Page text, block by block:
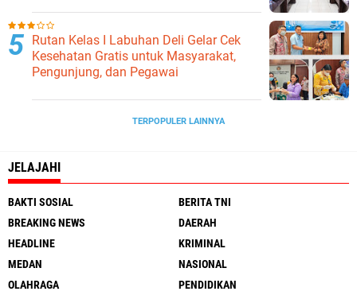
Ketahanan Pangan
Rutan Kelas I Labuhan Deli Gelar Cek
Kesehatan Gratis untuk Masyarakat,
Pengunjung, dan Pegawai
TERPOPULER LAINNYA
JELAJAHI
BAKTI SOSIAL
BERITA TNI
BREAKING NEWS
DAERAH
HEADLINE
KRIMINAL
MEDAN
NASIONAL
OLAHRAGA
PENDIDIKAN